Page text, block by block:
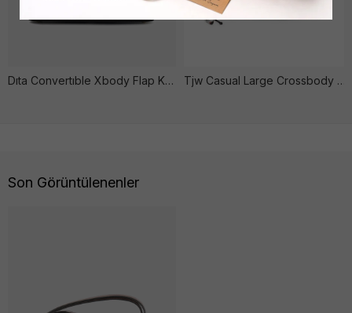
Dıta Convertıble Xbody Flap Kadın Si̇yah Çanta Tjw Casual Large Crossbody Kadın Kahverengi̇ Çanta
Son Görüntülenenler